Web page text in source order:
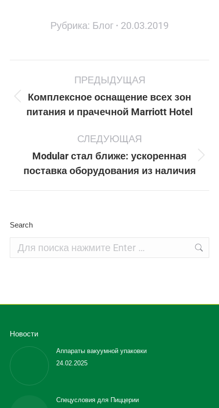
Рубрика: Блог 20.03.2019
записям
ПРЕДЫДУЩАЯ
Предыдущая
запись:
Комплексное оснащение всех зон
питания и прачечной Marriott Hotel
СЛЕДУЮЩАЯ
Следующая
запись:
Modular стал ближе: ускоренная
поставка оборудования из наличия
Search
Новости
Аппараты вакуумной упаковки
24.02.2025
Спецусловия для Пиццерии